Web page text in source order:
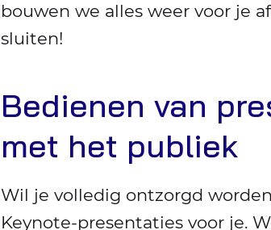
bouwen we alles weer voor je
sluiten!
Bedienen van
met het publiek
Wil je volledig ontzorgd
Keynote-presentaties voor je.